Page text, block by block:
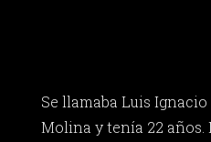
Se llamaba Luis
Molina y tenía 22 años.